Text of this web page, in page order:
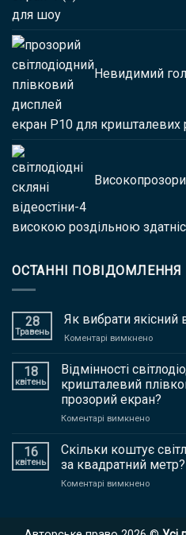
для шоу
Невидимий
екран P10 для кришталевих
високою роздільною
ОСТАННІ ПОВІДОМЛЕННЯ
28
Травень
Як вибрати якісний
Коментарі вимкнено
вибрати
якісний
LED
18
квітень
Відмінності
кришталевий
прозорий екран?
Коментарі вимкнено
екрана,
16
квітень
Скільки коштує
за квадратний метр?
Коментарі вимкнено